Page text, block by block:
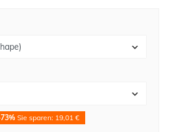
Sie sparen: 19,01 €